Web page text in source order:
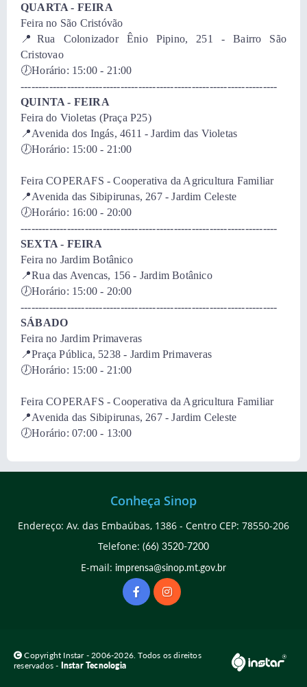
QUARTA - FEIRA
​Feira no São Cristóvão
📍Rua Colonizador Ênio Pipino, 251 - Bairro São
Cristovao
🕖Horário: 15:00 - 21:00
------------------------------------------------------------------------
QUINTA - FEIRA
Feira do Violetas (Praça P25)
📍Avenida dos Ingás, 4611 - Jardim das Violetas
🕖Horário: 15:00 - 21:00
Feira COPERAFS - Cooperativa da Agricultura Familiar
📍Avenida das Sibipirunas, 267 - Jardim Celeste
🕖Horário: 16:00 - 20:00
------------------------------------------------------------------------
SEXTA - FEIRA
​Feira no Jardim Botânico
📍Rua das Avencas, 156 - Jardim Botânico
🕖Horário: 15:00 - 20:00
------------------------------------------------------------------------
SÁBADO
​Feira no Jardim Primaveras
📍Praça Pública, 5238 - Jardim Primaveras
🕖Horário: 15:00 - 21:00
Feira COPERAFS - Cooperativa da Agricultura Familiar
📍Avenida das Sibipirunas, 267 - Jardim Celeste
🕖Horário: 07:00 - 13:00
Conheça Sinop
Endereço: Av. das Embaúbas, 1386 - Centro CEP: 78550-206
Telefone: (66) 3520-7200
E-mail: imprensa@sinop.mt.gov.br
Copyright Instar - 2006-2026. Todos os direitos
reservados - Instar Tecnologia